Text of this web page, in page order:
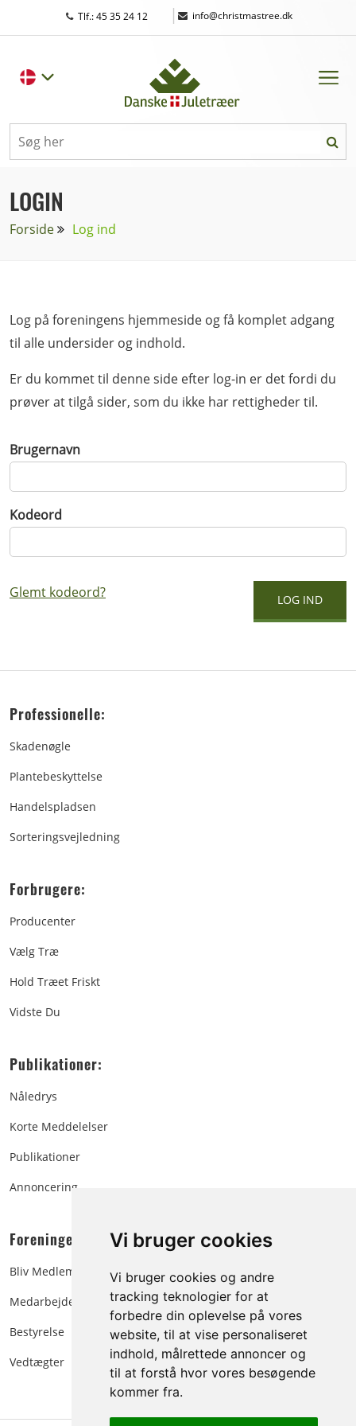
Vi bruger cookies
Vi bruger cookies og andre
tracking teknologier for at
forbedre din oplevelse på vores
website, til at vise personaliseret
indhold, målrettede annoncer og
til at forstå hvor vores besøgende
kommer fra.
Tlf.: 45 35 24 12 | info@christmastree.dk
LOGIN
Forside Log ind
Log på foreningens hjemmeside og få komplet adgang
til alle undersider og indhold.
Er du kommet til denne side efter log-in er det fordi du
prøver at tilgå sider, som du ikke har rettigheder til.
Brugernavn
Kodeord
Glemt kodeord?
Professionelle:
Skadenøgle
Plantebeskyttelse
Handelspladsen
Sorteringsvejledning
Forbrugere:
Producenter
Vælg Træ
Hold Træet Friskt
Vidste Du
Publikationer:
Nåledrys
Korte Meddelelser
Publikationer
Annoncering
Foreningen:
Bliv Medlem
Medarbejdere
Bestyrelse
Vedtægter